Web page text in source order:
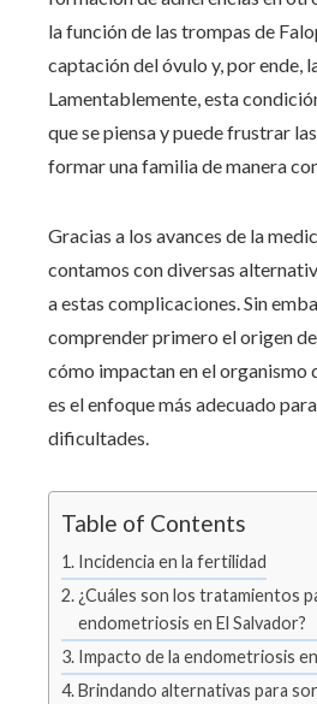
la función de las trompas de
captación del óvulo y, por ende,
Lamentablemente, esta
que se piensa y puede frustrar
formar una familia de manera
Gracias a los avances de la
contamos con diversas
a estas complicaciones. Sin
comprender primero el origen
cómo impactan en el organismo
es el enfoque más adecuado
dificultades.
Table of Contents
Incidencia en la fertilidad
¿Cuáles son los tratamientos
endometriosis en El Salvador?
Impacto de la endometriosis
Brindando alternativas para